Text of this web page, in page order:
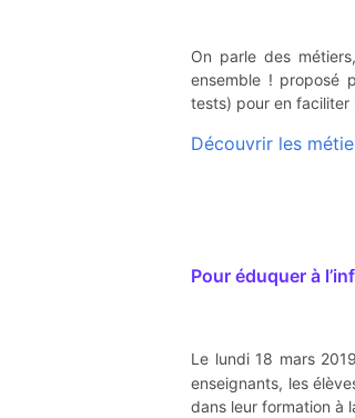
On parle des
ensemble ! proposé
tests) pour en faciliter
Découvrir les
Pour éduquer à
Le lundi 18 mars
enseignants, les
dans leur formation à